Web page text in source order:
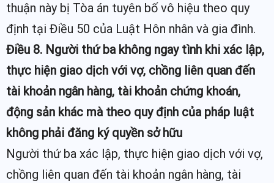
thuận này bị Tòa án tuyên bố vô hiệu theo quy
định tại Điều 50 của Luật Hôn nhân và gia đình.
Điều 8. Người thứ ba không ngay tình khi xác lập,
thực hiện giao dịch với vợ, chồng liên quan đến
tài khoản ngân hàng, tài khoản chứng khoán,
động sản khác mà theo quy định của pháp luật
không phải đăng ký quyền sở hữu
Người thứ ba xác lập, thực hiện giao dịch với vợ,
chồng liên quan đến tài khoản ngân hàng, tài